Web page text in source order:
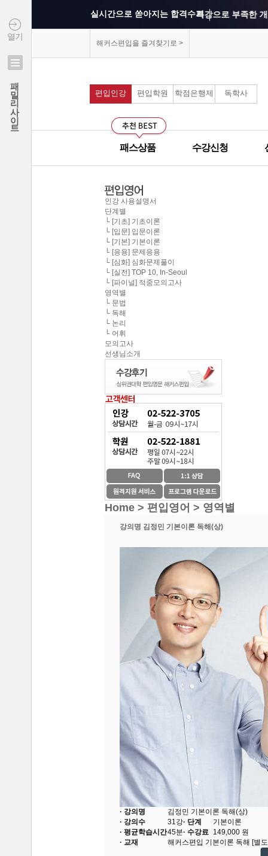
열기
패밀리사이트
실시간으로 쏟아지는 합격수기특강으로 부족한
선생님과의 카톡
이 달의 베스트강
스타강사진의 강
SNS나 페이지를
환급이라는 조건
수강제한이 없어
방대한 자료와 데
중간에 정리된 자
건국대학교 최종합격 이*준
중앙대학교 최종합격 이*영
건국대학교 최종합격 정*훈
서울시립대학교 최종합격 한*현
홍익대학교 최종합격 김*영
중앙대학교 최종합격 김*현
한국외국어대학교 최종합격 김*진
중앙대학교 최종합격 한*현
연세대학교 최종합격 김*진
건국대학교 최종합격 이*준
성균관대학교 최종합격 정*림
중앙대학교 최종합격 이*영
건국대학교 최종합격 정*훈
이화여자대학교 최종합격 김*현
중앙대학교 최종합격 이*준
서울시립대학교 최종합격 한*현
홍익대학교 최종합격 김*영
중앙대학교 최종합격 김*현
한국외국어대학교 최종합격 김*진
중앙대학교 최종합격 한*현
해커스편입을 즐겨찾기로 >
편입인강 편입학원 학점은행제 독학사
패스상품 수강신청
인강 사용설명서
단계별
└ [기초] 기초이론
└ [입문] 입문이론
└ [기본] 기본이론
└ [응용] 문제응용
└ [심화] 심화문제풀이
└ [실전] TOP 10, In-Seoul
└ [파이널] 적중모의고사
영역별
└ 문법
└ 독해
└ 논리
└ 어휘
모의고사
선생님소개
Home > 편입영어 > 영역별
강의명 김정민 기본이론 독해(상)
· 강의명
김정민 기본이론 독해(상)
· 강의수
31강· 단계
기본이론
· 평균학습시간45분· 수강료 149,000 원
· 교재
해커스편입 기본이론 독해 [별